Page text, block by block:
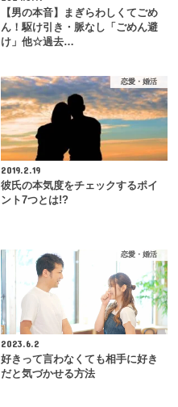
【男の本音】まぎらわしくてごめ
ん！駆け引き・脈なし「ごめん避
け」他☆過去…
恋愛・婚活
2019.2.19
彼氏の本気度をチェックするポイ
ント7つとは!?
恋愛・婚活
2023.6.2
好きって言わなくても相手に好き
だと気づかせる方法